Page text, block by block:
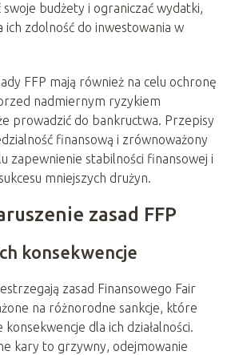
swoje budżety i ograniczać wydatki,
ich zdolność do inwestowania w
FFP mają również na celu ochronę
nadmiernym ryzykiem
prowadzić do bankructwa. Przepisy
finansową i zrównoważony
zapewnienie stabilności finansowej i
mniejszych drużyn.
zasad FFP
konsekwencje
zasad Finansowego Fair
na różnorodne sankcje, które
dla ich działalności.
kary to grzywny, odejmowanie